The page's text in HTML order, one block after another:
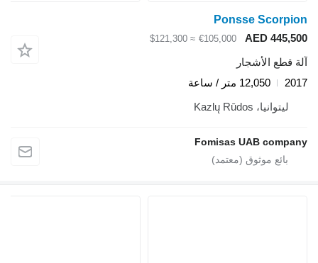
Ponsse Scorpion
AED 445,500
€105,000
≈ $121,300
آلة قطع الأشجار
2017
12,050 متر / ساعة
ليتوانيا، Kazlų Rūdos
Fomisas UAB company